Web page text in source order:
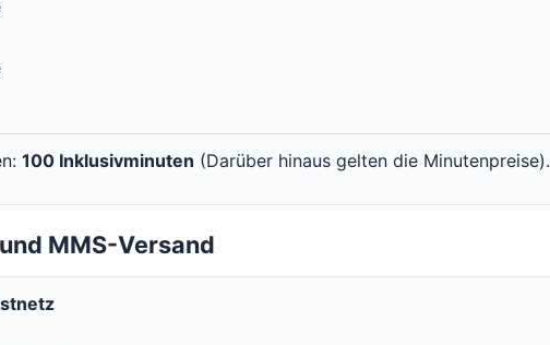
100 Inklusivminuten (Darüber hinaus gelten die Minutenpreise).
MMS-Versand